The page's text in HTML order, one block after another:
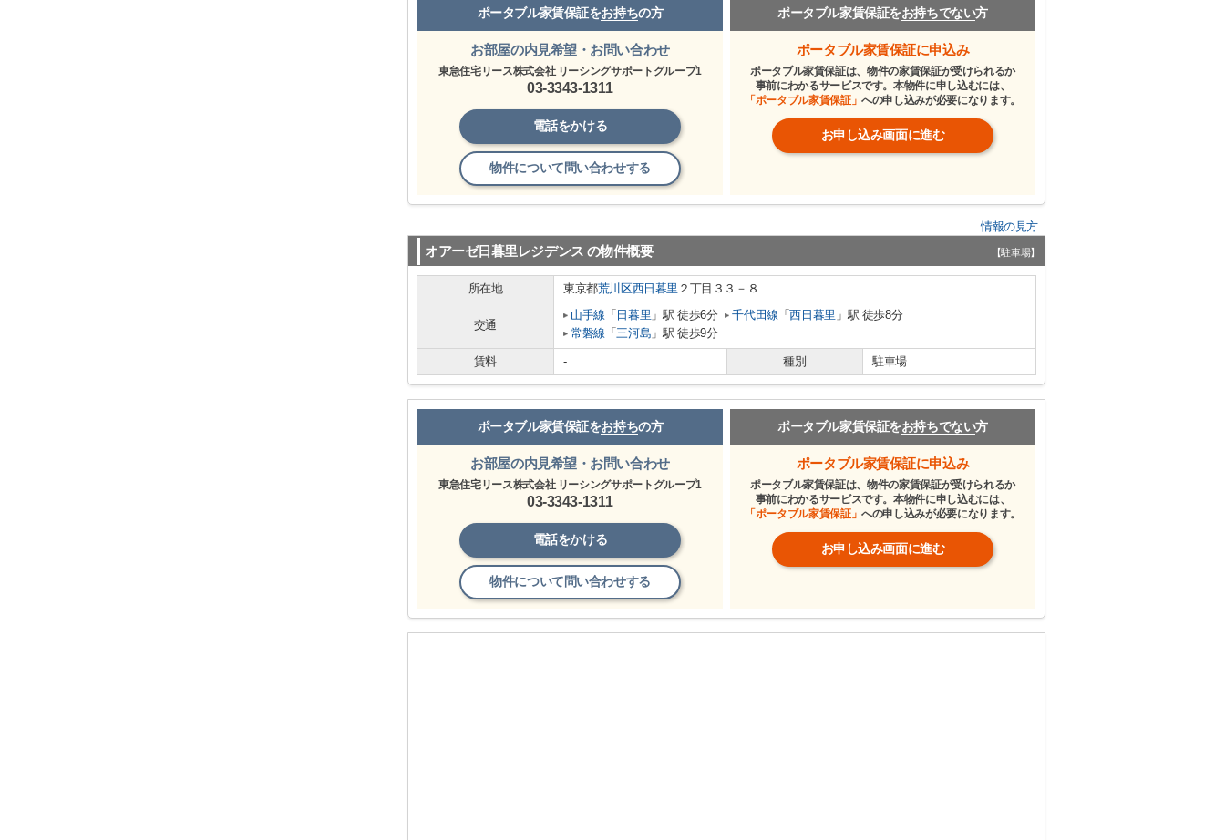
ポータブル家賃保証をお持ちの方
お部屋の内見希望・お問い合わせ
東急住宅リース株式会社 リーシングサポートグループ1
03-3343-1311
電話をかける
物件について問い合わせする
ポータブル家賃保証をお持ちでない方
ポータブル家賃保証に申込み
ポータブル家賃保証は、物件の家賃保証が受けられるか
事前にわかるサービスです。本物件に申し込むには、
「ポータブル家賃保証」への申し込みが必要になります。
お申し込み画面に進む
情報の見方
オアーゼ日暮里レジデンス の物件概要 【駐車場】
所在地 東京都荒川区西日暮里 ２丁目３３－８
交通
山手線 「 日暮里 」駅 徒歩6分 千代田線 「西日暮里 」駅 徒歩8分
常磐線 「 三河島 」駅 徒歩9分
賃料 - 種別 駐車場
ポータブル家賃保証をお持ちの方
お部屋の内見希望・お問い合わせ
東急住宅リース株式会社 リーシングサポートグループ1
03-3343-1311
電話をかける
物件について問い合わせする
ポータブル家賃保証をお持ちでない方
ポータブル家賃保証に申込み
ポータブル家賃保証は、物件の家賃保証が受けられるか
事前にわかるサービスです。本物件に申し込むには、
「ポータブル家賃保証」への申し込みが必要になります。
お申し込み画面に進む